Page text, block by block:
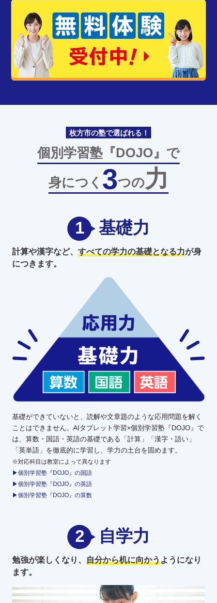
枚方市の塾で選ばれる！
個別学習塾『DOJO』で
身につく 3つの力
1 基礎力
計算や漢字など、 すべての学力の基礎となる力が身
につきます。
基礎ができていないと、読解や文章題のような応用問題を解く
ことはできません。AIタブレット学習×個別学習塾『DOJO』で
は、算数・国語・英語の基礎である「計算」「漢字・語い」
「英単語」を徹底的に学習し、学力の土台を固めます。
※対応科目は教室によって異なります
▶個別学習塾『DOJO』の国語
▶個別学習塾『DOJO』の英語
▶個別学習塾『DOJO』の算数
2 自学力
勉強が楽しくなり、 自分から机に向かうようになり
ます。